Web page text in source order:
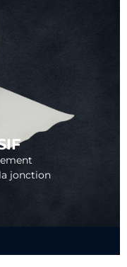
jonction